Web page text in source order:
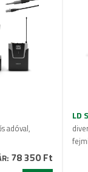
adóval,
78 350 Ft
LD